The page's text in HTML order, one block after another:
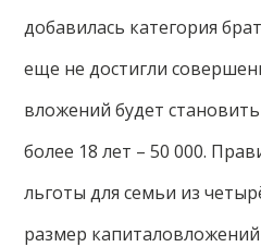
добавилась категория
еще не достигли
вложений будет становить
более 18 лет – 50 000.
льготы для семьи из
размер капиталовложений